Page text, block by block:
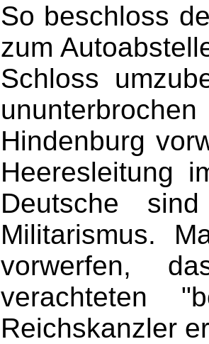
So beschloss
zum
Schloss
Hindenburg
Heeresleitung
Deutsche
Militarismus.
vorwerfen,
verachteten
Reichskanzler